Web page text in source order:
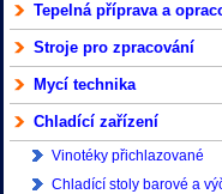
Tepelná příprava a
Stroje pro zpracování
Mycí technika
Chladící zařízení
Vinotéky přichlazované
Chladící stoly barové a